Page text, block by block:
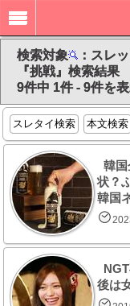
検索対象
：スレ
『挑戦』検索結果
9件中 1件 - 9件を
スレタイ検索 本文検索
韓
状？
韓国
後は